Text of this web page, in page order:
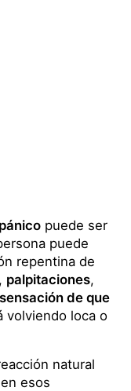
puede ser
puede
repentina de
, palpitaciones,
sensación de que
volviendo loca o
natural
esos